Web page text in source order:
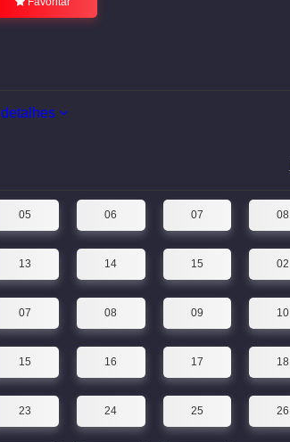
detalhes
05 06 07 08
13 14 15 02
07 08 09 10
15 16 17 18
23 24 25 26